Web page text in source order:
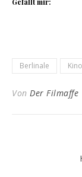
Berlinale
Von Der Filmaffe